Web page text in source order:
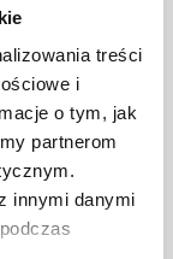
treści
i
o tym, jak
partnerom
innymi danymi